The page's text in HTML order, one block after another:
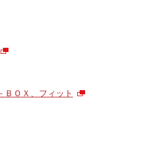
ＢＯＸ、フィット